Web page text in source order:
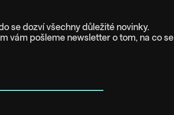
se dozví všechny důležité novinky.
vám pošleme newsletter o tom, na co se